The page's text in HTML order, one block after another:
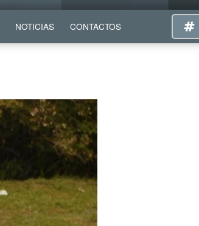
NOTICIAS CONTACTOS